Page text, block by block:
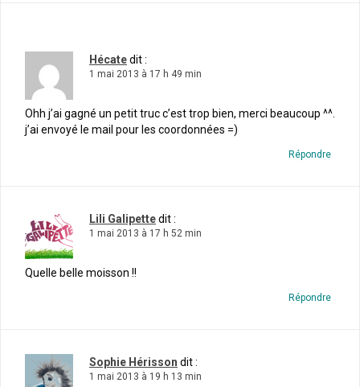
Hécatedit :
1 mai 2013 à 17 h 49 min
Ohh j’ai gagné un petit truc c’est trop bien, merci beaucoup ^^.
j’ai envoyé le mail pour les coordonnées =)
Répondre
Lili Galipettedit :
1 mai 2013 à 17 h 52 min
Quelle belle moisson !!
Répondre
Sophie Hérisson dit :
1 mai 2013 à 19 h 13 min